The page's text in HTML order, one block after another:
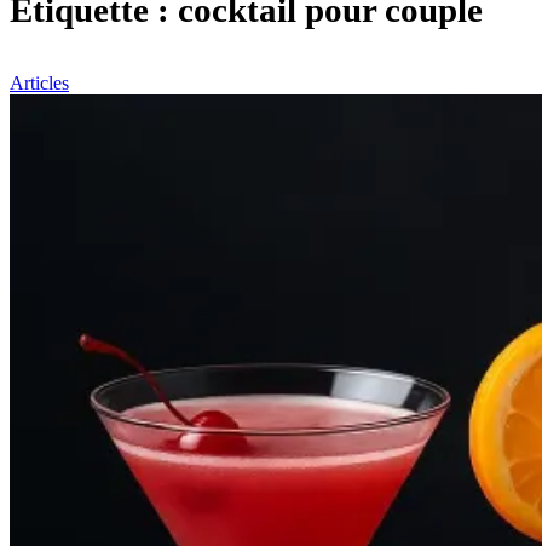
Étiquette : cocktail pour couple
Articles